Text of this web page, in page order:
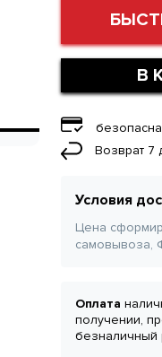
В
Возврат 7
Условия
Цена
самовывоза,
Оплата
получении,
безналичный